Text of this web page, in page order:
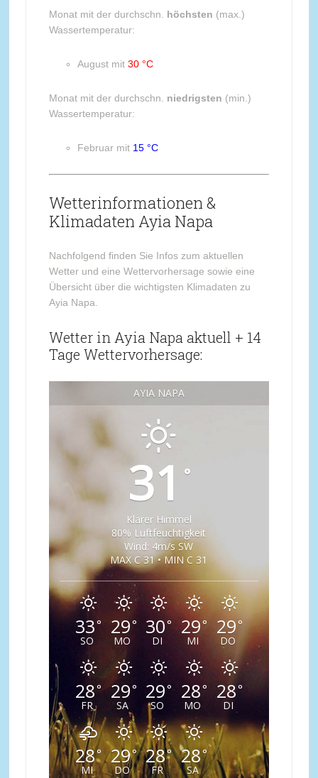
Monat mit der durchschn. höchsten (max.)
Wassertemperatur:
August mit 30 °C
Monat mit der durchschn. niedrigsten (min.)
Wassertemperatur:
Februar mit 15 °C
Wetterinformationen &
Klimadaten Ayia Napa
Nachfolgend finden Sie Infos zum aktuellen
Wetter und eine Wettervorhersage sowie eine
Übersicht über die wichtigsten Klimadaten zu
Ayia Napa.
Wetter in Ayia Napa aktuell + 14
Tage Wettervorhersage:
AYIA NAPA
31 °
Klarer Himmel
80% Luftfeuchtigkeit
Wind: 4m/s SW
MAX C 31 • MIN C 31
33°
SO
29°
MO
30°
DI
29°
MI
29°
DO
28°
FR
29°
SA
29°
SO
28°
MO
28°
DI
28°
MI
29°
DO
28°
FR
28°
SA